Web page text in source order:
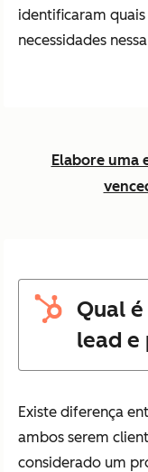
identificaram quais
necessidades
Elabore uma
Qual
lead e
Existe diferença
ambos serem
considerado um